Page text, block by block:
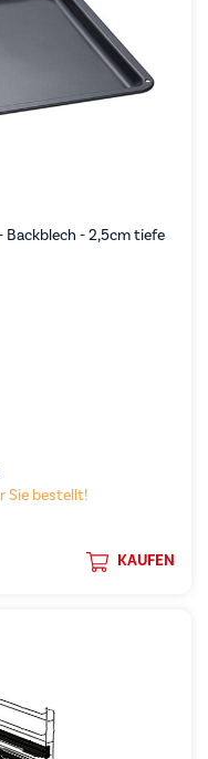
Backblech - 2,5cm tiefe
Sie bestellt!
KAUFEN